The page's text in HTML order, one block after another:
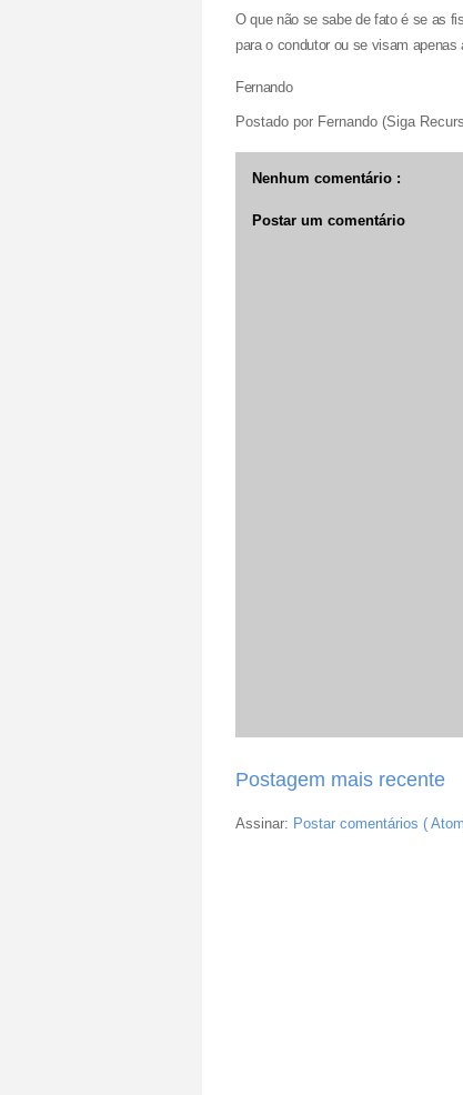
O que não se sabe de fato é se as
para o condutor ou se visam
Fernando
Postado por Fernando (Siga
Nenhum comentário :
Postar um comentário
Postagem mais recente
Assinar: Postar comentários (